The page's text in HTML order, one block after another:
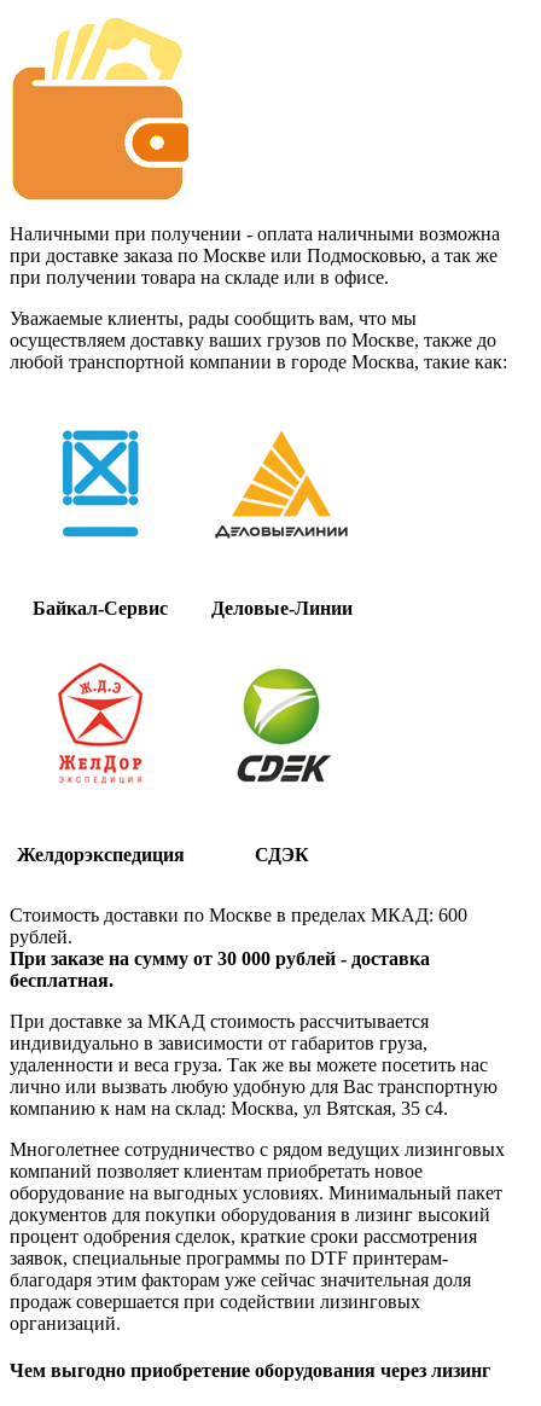
Наличными при получении - оплата наличными возможна
при доставке заказа по Москве или Подмосковью, а так же
при получении товара на складе или в офисе.
Уважаемые клиенты, рады сообщить вам, что мы
осуществляем доставку ваших грузов по Москве, также до
любой транспортной компании в городе Москва, такие как:
Байкал-Сервис Деловые-Линии
Желдорэкспедиция СДЭК
Стоимость доставки по Москве в пределах МКАД: 600
рублей.
При заказе на сумму от 30 000 рублей - доставка
бесплатная.
При доставке за МКАД стоимость рассчитывается
индивидуально в зависимости от габаритов груза,
удаленности и веса груза. Так же вы можете посетить нас
лично или вызвать любую удобную для Вас транспортную
компанию к нам на склад: Москва, ул Вятская, 35 c4.
Многолетнее сотрудничество с рядом ведущих лизинговых
компаний позволяет клиентам приобретать новое
оборудование на выгодных условиях. Минимальный пакет
документов для покупки оборудования в лизинг высокий
процент одобрения сделок, краткие сроки рассмотрения
заявок, специальные программы по DTF принтерам-
благодаря этим факторам уже сейчас значительная доля
продаж совершается при содействии лизинговых
организаций.
Чем выгодно приобретение оборудования через лизинг